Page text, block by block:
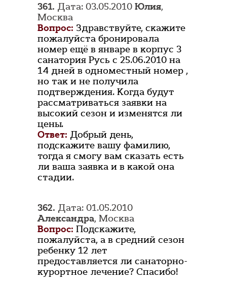
361. Дата: 03.05.2010 Юлия,
Москва
Вопрос: Здравствуйте, скажите
пожалуйста бронировала
номер ещё в январе в корпус 3
санатория Русь с 25.06.2010 на
14 дней в одноместный номер ,
но так и не получила
подтверждения. Когда будут
рассматриваться заявки на
высокий сезон и изменятся ли
цены.
Ответ: Добрый день,
подскажите вашу фамилию,
тогда я смогу вам сказать есть
ли ваша заявка и в какой она
стадии.
362. Дата: 01.05.2010
Александра, Москва
Вопрос: Подскажите,
пожалуйста, а в средний сезон
ребенку 12 лет
предоставляется ли санаторно-
курортное лечение? Спасибо!